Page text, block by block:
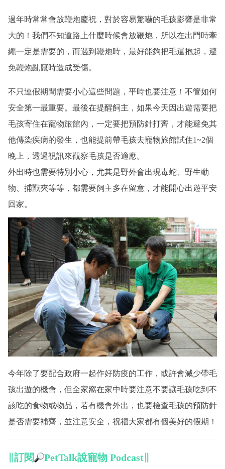
過年時常常會放鞭炮慶祝，對於容易驚嚇的毛孩影響是非常
大的！我們不知道路上什麼時候會放鞭炮，所以在出門時牽
繩一定是需要的，而遇到鞭炮時，最好能夠把毛還抱起，避
免鞭炮亂竄時造成受傷。
不只連假期間需要小心這些問題，平時也要注意！不管如何
安全第一最重要。最後在提醒飼主，如果今天因出遊需要把
毛孩寄住在寵物旅館內，一定要把預防針打齊，才能避免其
他傳染疾病的發生，也能提前帶毛孩去寵物旅館試住1~2個
晚上，透過視訊來觀察毛孩是否適應。
外出時也需要特別小心，尤其是野外會出現毒蛇、野生動
物、捕獸夾等等，都需要飼主多在留意，才能開心出遊平安
回家。
今年除了要配合政府一起作好防疫的工作，或許會減少帶毛
孩出遊的機會，但全家窩在家中時要注意不要讓毛孩吃到不
該吃的食物或物品，若有機會外出，也要檢查毛孩的預防針
是否需要補齊，並注意安全，祝福大家都有個美好的假期！
∥訂閱 PetTalk說寵物 Podcast∥